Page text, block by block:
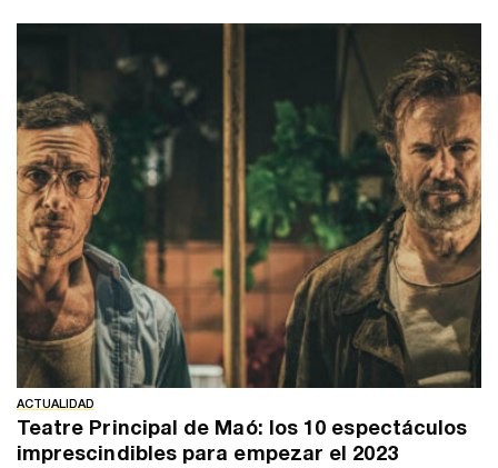
ACTUALIDAD
Teatre Principal de Maó: los 10 espectáculos
imprescindibles para empezar el 2023